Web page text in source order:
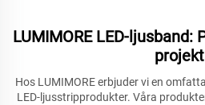
LUMIMORE LED-
projekt
Hos LUMIMORE erbjuder vi en
LED-ljusstripprodukter. Våra